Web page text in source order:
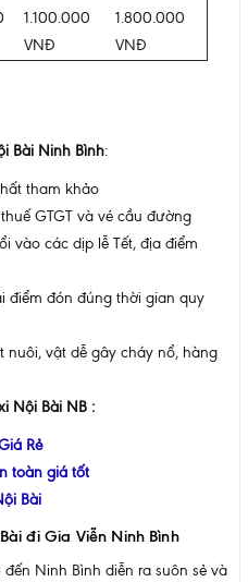
1.100.000
VNĐ
1.800.000
VNĐ
Bài Ninh Bình:
tham khảo
GTGT và vé cầu đường
vào các dịp lễ Tết, địa điểm
điểm đón đúng thời gian quy
nuôi, vật dễ gây cháy nổ, hàng
Nội Bài NB :
Rẻ
toàn giá tốt
Bài
đi Gia Viễn Ninh Bình
Ninh Bình diễn ra suôn sẻ và